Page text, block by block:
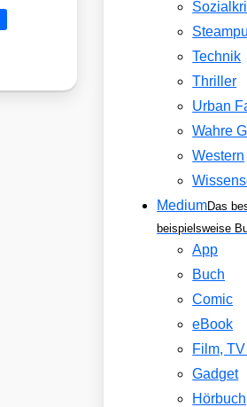
Technik
Thriller
Urban
Wahre
Western
MediumDas
beispielsweise
App
Buch
Comic
eBook
Film,
Gadget
Hörbuch